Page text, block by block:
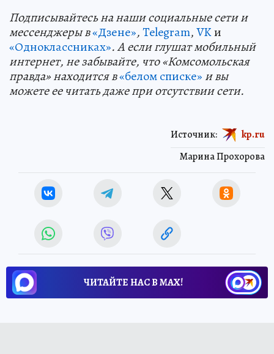
Подписывайтесь на наши социальные сети и
мессенджеры в«Дзене»,Telegram,VKи
«Одноклассниках». А если глушат мобильный
интернет, не забывайте, что «Комсомольская
правда» находится в«белом списке» и вы
можете ее читать даже при отсутствии сети.
Марина Прохорова
Источник: kp.ru
ЧИТАЙТЕ НАС В МАХ!